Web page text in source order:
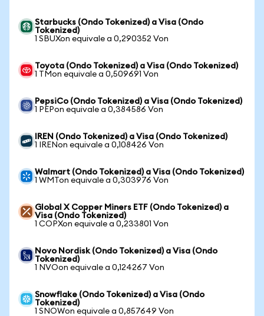
Starbucks (Ondo Tokenized) a Visa (Ondo
Tokenized)
1 SBUXon equivale a 0,290352 Von
Toyota (Ondo Tokenized) a Visa (Ondo Tokenized)
1 TMon equivale a 0,509691 Von
PepsiCo (Ondo Tokenized) a Visa (Ondo Tokenized)
1 PEPon equivale a 0,384586 Von
IREN (Ondo Tokenized) a Visa (Ondo Tokenized)
1 IRENon equivale a 0,108426 Von
Walmart (Ondo Tokenized) a Visa (Ondo Tokenized)
1 WMTon equivale a 0,303976 Von
Global X Copper Miners ETF (Ondo Tokenized) a
Visa (Ondo Tokenized)
1 COPXon equivale a 0,233801 Von
Novo Nordisk (Ondo Tokenized) a Visa (Ondo
Tokenized)
1 NVOon equivale a 0,124267 Von
Snowflake (Ondo Tokenized) a Visa (Ondo
Tokenized)
1 SNOWon equivale a 0,857649 Von